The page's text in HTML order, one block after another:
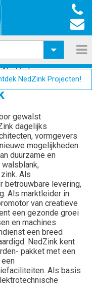
NedZink
gewalst
dagelijks
vormgevers
mogelijkheden.
duurzame en
Als
betrouwbare levering,
Als marktleider in
van creatieve
een gezonde groei
en machines
een breed
NedZink kent
pakket met een
Als basis
NedZink Projecten!